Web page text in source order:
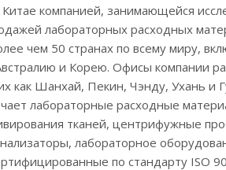
компанией, занимающейся
лабораторных расходных
чем 50 странах по всему миру,
и Корею. Офисы компании
как Шанхай, Пекин, Чэнду, Ухань и
лабораторные расходные
тканей, центрифужные
лабораторное
по стандарту ISO